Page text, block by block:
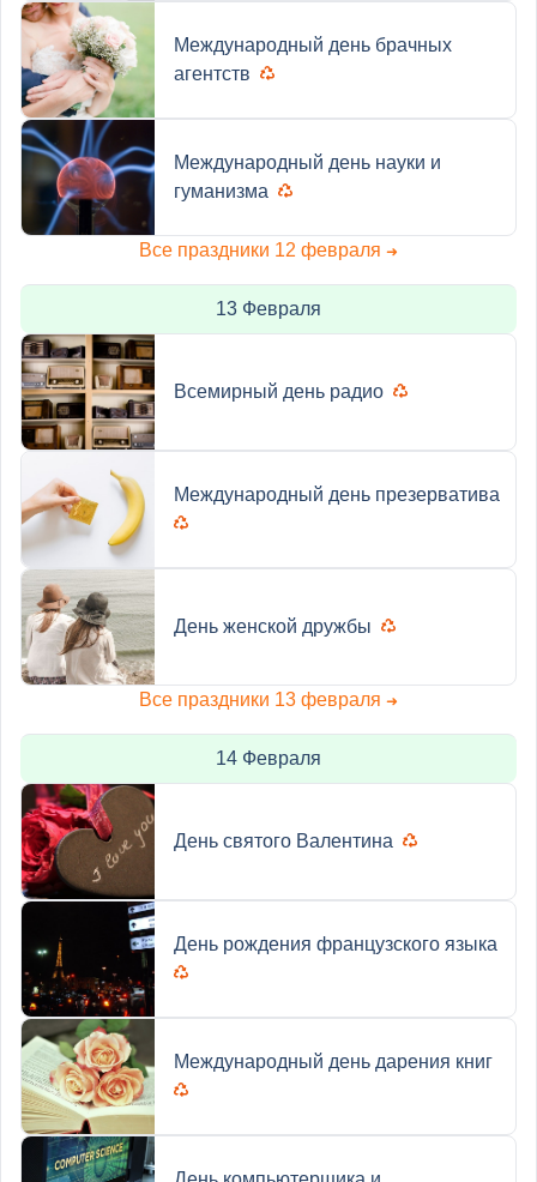
Международный день брачных
агентств
Международный день науки и
гуманизма
Все праздники 12 февраля ➜
13 Февраля
Всемирный день радио
Международный день презерватива
День женской дружбы
Все праздники 13 февраля ➜
14 Февраля
День cвятого Валентина
День рождения французского языка
Международный день дарения книг